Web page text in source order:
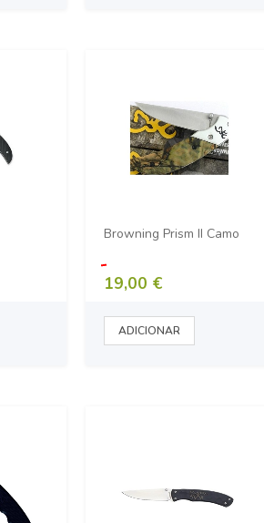
Browning Prism II Camo
19,00 €